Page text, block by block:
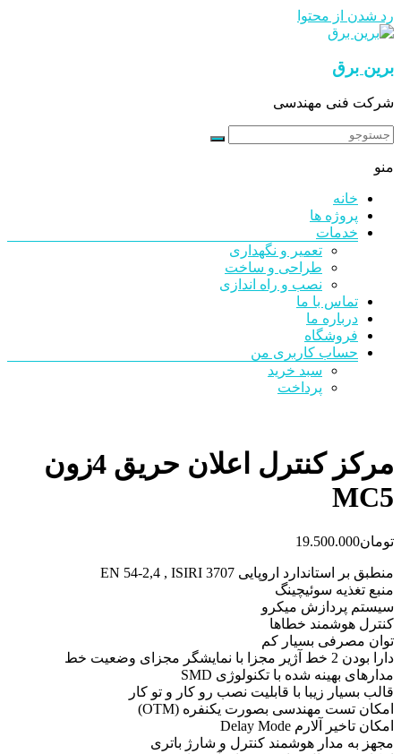
رد شدن از محتوا
برین برق
شرکت فنی مهندسی
منو
خانه
پروژه ها
خدمات
تعمیر و نگهداری
طراحی و ساخت
نصب و راه اندازی
تماس با ما
درباره ما
فروشگاه
حساب کاربری من
سبد خرید
پرداخت
مرکز کنترل اعلان حریق 4زون
MC5
تومان19.500.000
منطبق بر استاندارد اروپایی EN 54-2,4 , ISIRI 3707
منبع تغذیه سوئیچینگ
سیستم پردازش میكرو
کنترل هوشمند خطاها
توان مصرفی بسیار کم
دارا بودن 2 خط آژیر مجزا با نمایشگر مجزای وضعیت خط
مدارهای بهینه شده با تكنولوژی SMD
قالب بسیار زیبا با قابلیت نصب رو کار و تو کار
امكان تست مهندسی بصورت یكنفره (OTM)
امكان تاخیر آلارم Delay Mode
مجهز به مدار هوشمند کنترل و شارژ باتری